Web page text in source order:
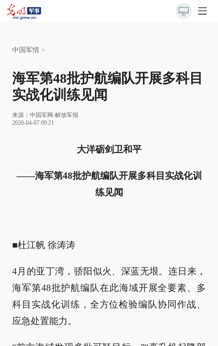
中国军情 >
海军第48批护航编队开展多科目
实战化训练见闻
来源： 中国军网-解放军报
2026-04-07 09:21
大洋砺剑卫和平
——海军第48批护航编队开展多科目实战化训
练见闻
■杜江帆 徐涛涛
4月的亚丁湾，骄阳似火、深蓝无垠。连日来，
海军第48批护航编队在此海域开展全要素、多
科目实战化训练，全方位检验编队协同作战、
应急处置能力。